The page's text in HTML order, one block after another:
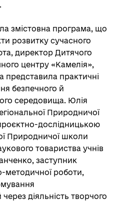
змістовна програма, що
розвитку сучасного
директор Дитячого
центру «Камелія»,
представила практичні
безпечного й
середовища. Юлія
Природничої
дослідницькою
Природничої школи
товариства учнів
заступник
методичної роботи,
діяльність творчого